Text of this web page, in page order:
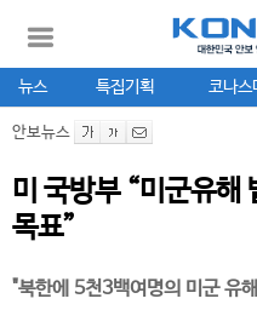
뉴스 특집기획 코나스
안보뉴스
미 국방부 “미군유해
목표”
"북한에 5천3백여명의 미군 유